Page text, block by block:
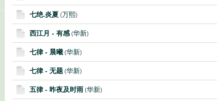
七绝.炎夏 (万熙)
西江月 - 有感 (华新)
七律 - 晨曦 (华新)
七律 - 无题 (华新)
五律 - 昨夜及时雨 (华新)